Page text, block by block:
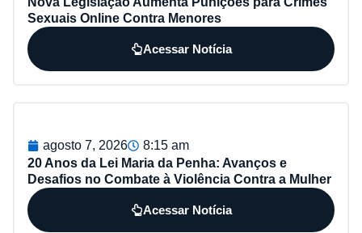
Sexuais Online Contra Menores
Acessar Notícia
agosto 7, 2026
8:15 am
20 Anos da Lei Maria da Penha: Avanços e
Desafios no Combate à Violência Contra a Mulher
Acessar Notícia